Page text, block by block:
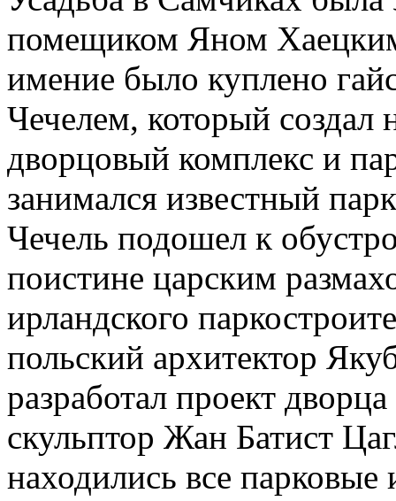
помещиком Яном
имение было куплено
Чечелем, который создал
дворцовый комплекс и
занимался известный
Чечель подошел к
поистине царским
ирландского
польский архитектор
разработал проект
скульптор Жан Батист
находились все